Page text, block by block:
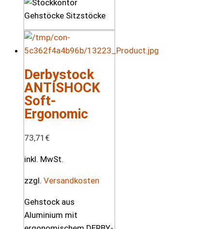
Derbystock
ANTISHOCK
Soft-
Ergonomic
73,71 €
inkl. MwSt.
zzgl. Versandkosten
Gehstock aus
Aluminium mit